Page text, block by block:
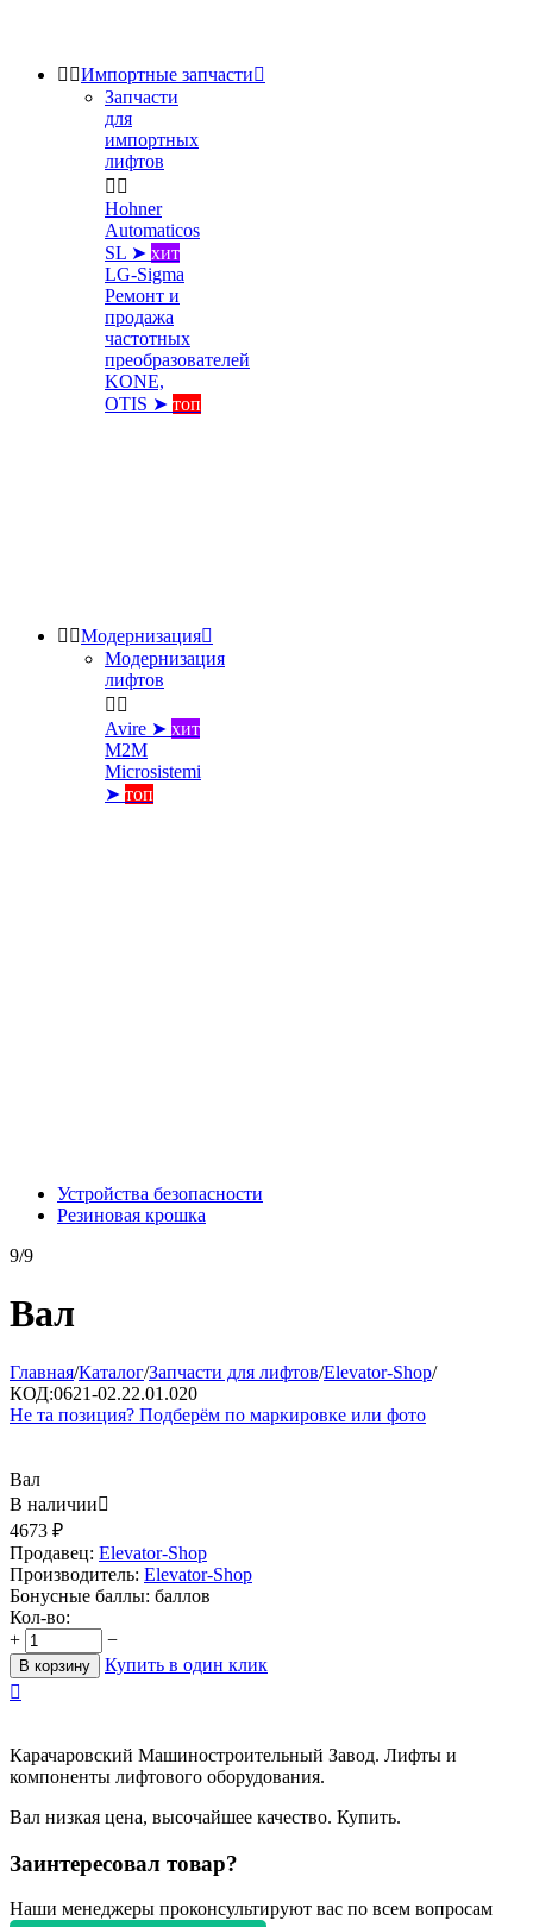
 Импортные запчасти
Запчасти
для
импортных
лифтов
 
Hohner
Automaticos
SL ➤ хит
LG-Sigma
Ремонт и
продажа
частотных
преобразователей
KONE,
OTIS ➤ топ
 Модернизация
Модернизация
лифтов
 
Avire ➤ хит
M2M
Microsistemi
➤ топ
Устройства безопасности
Резиновая крошка
9/9
Вал
Главная/Каталог/Запчасти для лифтов/Elevator-Shop/
КОД:0621-02.22.01.020
Не та позиция? Подберём по маркировке или фото
Вал
В наличии
4673 ₽
Продавец: Elevator-Shop
Производитель: Elevator-Shop
Бонусные баллы: баллов
Кол-во:
+
−
В корзину
Купить в один клик

Карачаровский Машиностроительный Завод. Лифты и
компоненты лифтового оборудования.
Вал низкая цена, высочайшее качество. Купить.
Заинтересовал товар?
Наши менеджеры проконсультируют вас по всем вопросам